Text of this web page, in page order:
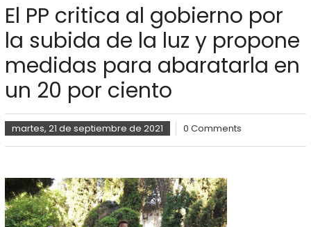
El PP critica al gobierno por
la subida de la luz y propone
medidas para abaratarla en
un 20 por ciento
martes, 21 de septiembre de 2021 0 Comments